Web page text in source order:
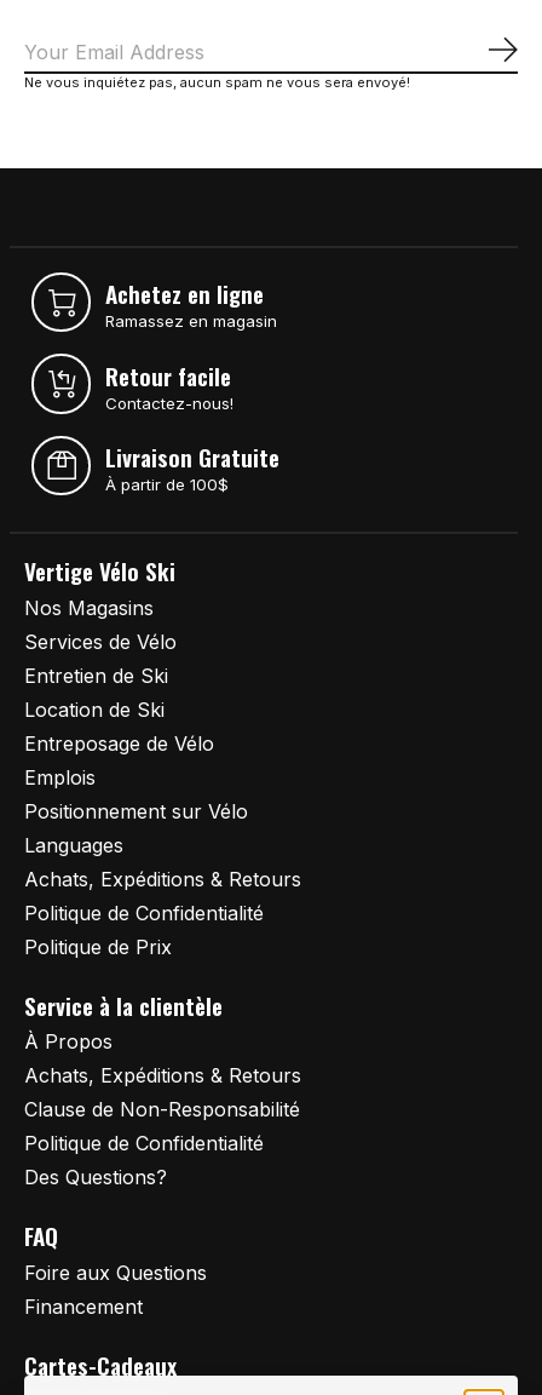
Ne vous inquiétez pas, aucun spam ne vous sera envoyé!
Achetez en ligne
Ramassez en magasin
Retour facile
Contactez-nous!
Livraison Gratuite
À partir de 100$
Vertige Vélo Ski
Nos Magasins
Services de Vélo
Entretien de Ski
Location de Ski
Entreposage de Vélo
Emplois
Positionnement sur Vélo
Languages
Achats, Expéditions & Retours
Politique de Confidentialité
Politique de Prix
Service à la clientèle
À Propos
Achats, Expéditions & Retours
Clause de Non-Responsabilité
Politique de Confidentialité
Des Questions?
FAQ
Foire aux Questions
Financement
Cartes-Cadeaux